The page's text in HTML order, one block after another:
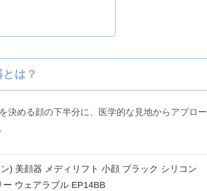
は？
決める顔の下半分に、医学的な見地からアプロー
) 美顔器 メディリフト 小顔 ブラック シリコン
ウェアラブル EP14BB